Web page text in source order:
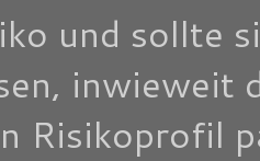
und sollte
inwieweit
Risikoprofil